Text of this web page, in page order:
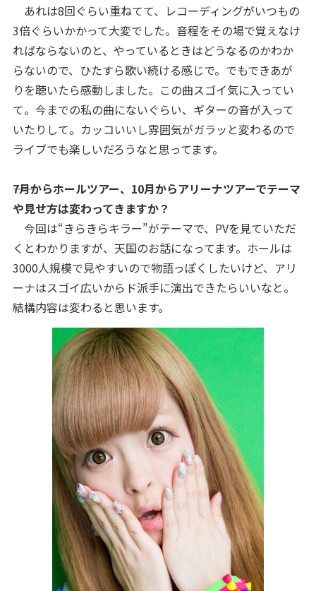
あれは8回ぐらい重ねてて、レコーディングがいつもの
3倍ぐらいかかって大変でした。音程をその場で覚えなけ
ればならないのと、やっているときはどうなるのかわか
らないので、ひたすら歌い続ける感じで。でもできあが
りを聴いたら感動しました。この曲スゴイ気に入ってい
て。今までの私の曲にないぐらい、ギターの音が入って
いたりして。カッコいいし雰囲気がガラッと変わるので
ライブでも楽しいだろうなと思ってます。
――7月からホールツアー、10月からアリーナツアーでテーマ
や見せ方は変わってきますか？
今回は“きらきらキラー”がテーマで、PVを見ていただ
くとわかりますが、天国のお話になってます。ホールは
3000人規模で見やすいので物語っぽくしたいけど、アリ
ーナはスゴイ広いからド派手に演出できたらいいなと。
結構内容は変わると思います。